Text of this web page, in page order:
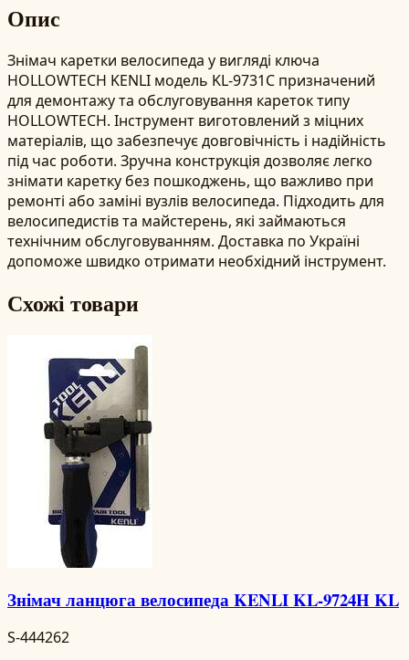
Опис
Знімач каретки велосипеда у вигляді ключа
HOLLOWTECH KENLI модель KL-9731C призначений
для демонтажу та обслуговування кареток типу
HOLLOWTECH. Інструмент виготовлений з міцних
матеріалів, що забезпечує довговічність і надійність
під час роботи. Зручна конструкція дозволяє легко
знімати каретку без пошкоджень, що важливо при
ремонті або заміні вузлів велосипеда. Підходить для
велосипедистів та майстерень, які займаються
технічним обслуговуванням. Доставка по Україні
допоможе швидко отримати необхідний інструмент.
Схожі товари
Знімач ланцюга велосипеда KENLI KL-9724H KL
S-444262